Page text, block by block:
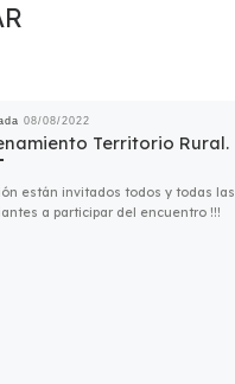
08/08/2022
Territorio Rural.
están invitados todos y todas las
a participar del encuentro !!!